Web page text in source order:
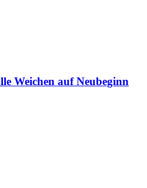
Weichen auf Neubeginn